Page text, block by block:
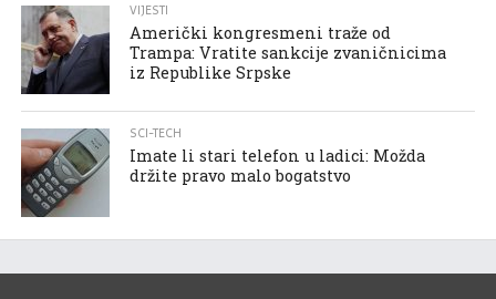
VIJESTI
Američki kongresmeni traže od
Trampa: Vratite sankcije zvaničnicima
iz Republike Srpske
SCI-TECH
Imate li stari telefon u ladici: Možda
držite pravo malo bogatstvo